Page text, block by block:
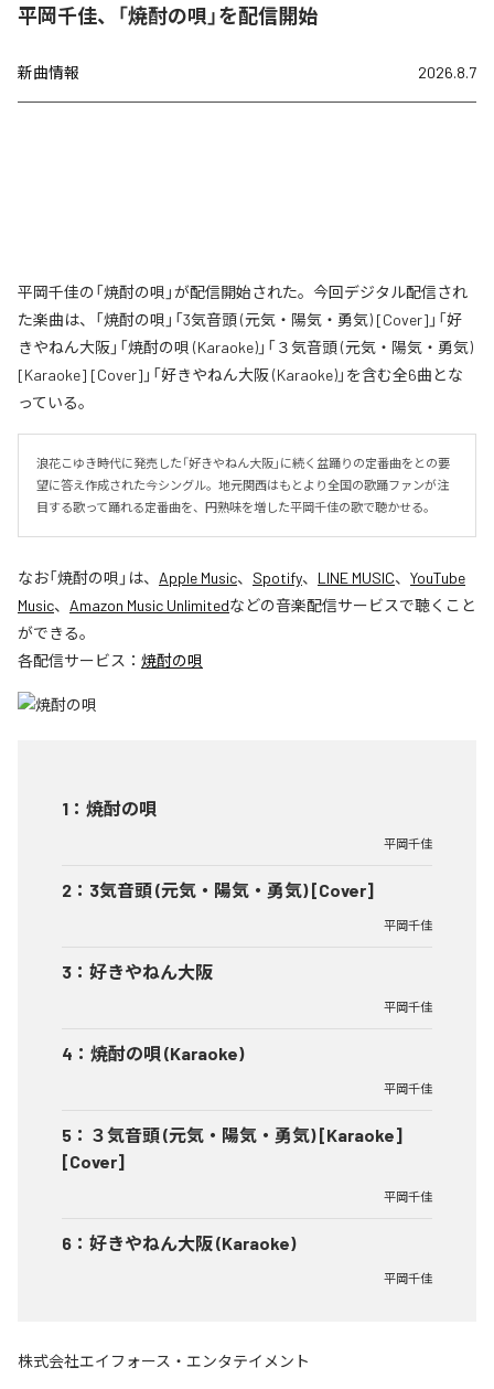
平岡千佳、「焼酎の唄」を配信開始
新曲情報 2026.8.7
平岡千佳の「焼酎の唄」が配信開始された。今回デジタル配信され
た楽曲は、「焼酎の唄」「3気音頭 (元気・陽気・勇気) [Cover]」「好
きやねん大阪」「焼酎の唄 (Karaoke)」「３気音頭 (元気・陽気・勇気)
[Karaoke] [Cover]」「好きやねん大阪 (Karaoke)」を含む全6曲とな
っている。
浪花こゆき時代に発売した「好きやねん大阪」に続く盆踊りの定番曲をとの要
望に答え作成された今シングル。地元関西はもとより全国の歌踊ファンが注
目する歌って踊れる定番曲を、円熟味を増した平岡千佳の歌で聴かせる。
なお「焼酎の唄 」は、 Apple Music、 Spotify、 LINE MUSIC、 YouTube
Music、 Amazon Music Unlimitedなどの音楽配信サービスで聴くこと
ができる。
各配信サービス： 焼酎の唄
1 ： 焼酎の唄
平岡千佳
2 ： 3気音頭 (元気・陽気・勇気) [Cover]
平岡千佳
3 ： 好きやねん大阪
平岡千佳
4 ： 焼酎の唄 (Karaoke)
平岡千佳
5 ： ３気音頭 (元気・陽気・勇気) [Karaoke]
[Cover]
平岡千佳
6 ： 好きやねん大阪 (Karaoke)
平岡千佳
株式会社エイフォース・エンタテイメント